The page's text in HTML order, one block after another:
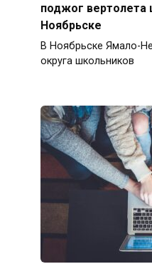
поджог вертолета
Ноябрьске
В Ноябрьске Ямало-
округа школьников